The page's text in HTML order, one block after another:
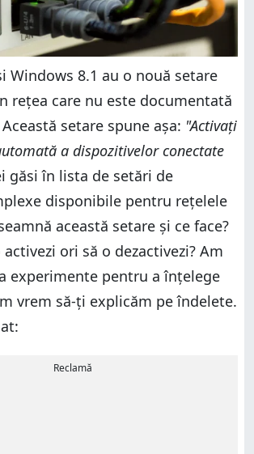
Windows 8.1 au o nouă setare
rețea care nu este documentată
setare spune așa: "Activați
a dispozitivelor conectate
găsi în lista de setări de
disponibile pentru rețelele
această setare și ce face?
ori să o dezactivezi? Am
experimente pentru a înțelege
vrem să-ți explicăm pe îndelete.
Reclamă